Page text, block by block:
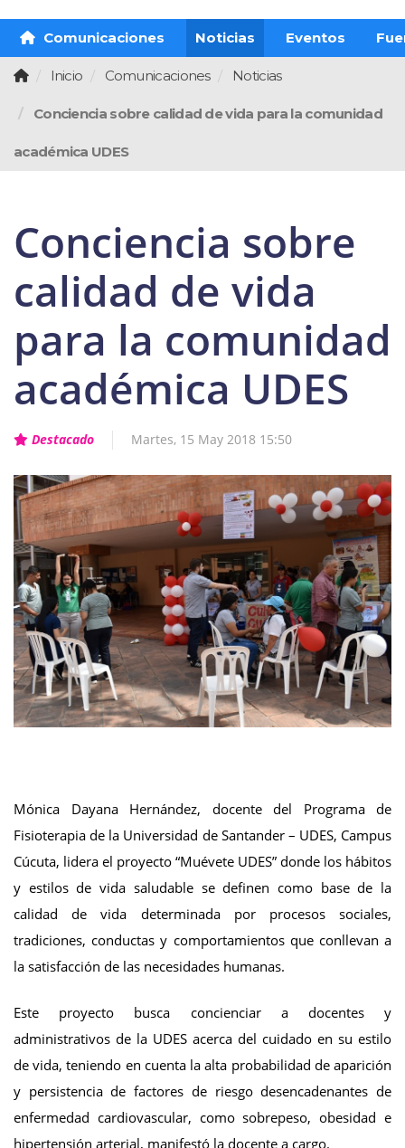
Comunicaciones Noticias Eventos
Inicio Comunicaciones Noticias
Conciencia sobre calidad de vida para la comunidad
académica UDES
Conciencia sobre
calidad de vida
para la comunidad
académica UDES
Destacado Martes, 15 May 2018 15:50
Mónica Dayana Hernández, docente del Programa de
Fisioterapia de la Universidad de Santander – UDES, Campus
Cúcuta, lidera el proyecto “Muévete UDES” donde los hábitos
y estilos de vida saludable se definen como base de la
calidad de vida determinada por procesos sociales,
tradiciones, conductas y comportamientos que conllevan a
la satisfacción de las necesidades humanas.
Este proyecto busca concienciar a docentes y
administrativos de la UDES acerca del cuidado en su estilo
de vida, teniendo en cuenta la alta probabilidad de aparición
y persistencia de factores de riesgo desencadenantes de
enfermedad cardiovascular, como sobrepeso, obesidad e
hipertensión arterial, manifestó la docente a cargo.